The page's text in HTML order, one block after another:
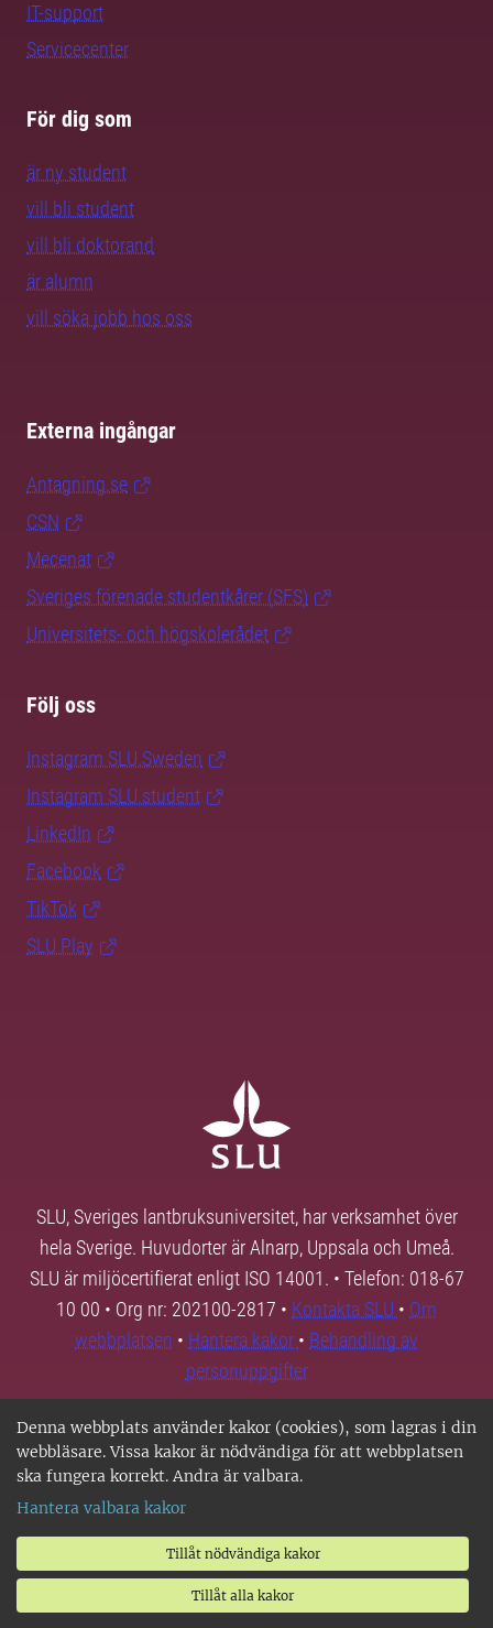
Denna webbplats använder kakor (cookies), som lagras i din
webbläsare. Vissa kakor är nödvändiga för att webbplatsen
ska fungera korrekt. Andra är valbara.
Hantera valbara kakor
Tillåt nödvändiga kakor
Tillåt alla kakor
IT-support
Servicecenter
För dig som
är ny student
vill bli student
vill bli doktorand
är alumn
vill söka jobb hos oss
Externa ingångar
Antagning.se
CSN
Mecenat
Sveriges förenade studentkårer (SFS)
Universitets- och högskolerådet
Följ oss
Instagram SLU.Sweden
Instagram SLU.student
LinkedIn
Facebook
TikTok
SLU Play
SLU, Sveriges lantbruksuniversitet, har verksamhet över
hela Sverige. Huvudorter är Alnarp, Uppsala och Umeå.
SLU är miljöcertifierat enligt ISO 14001. • Telefon: 018-67
10 00 • Org nr: 202100-2817 • Kontakta SLU • Om
webbplatsen • Hantera kakor • Behandling av
personuppgifter